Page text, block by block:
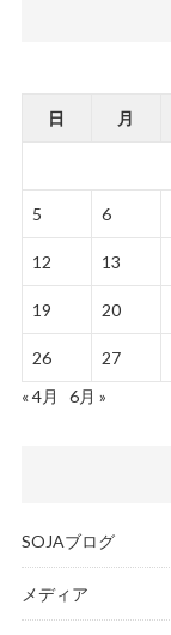
日
月
5 6
12 13
19 20
26 27
« 4月
6月 »
SOJAブログ
メディア